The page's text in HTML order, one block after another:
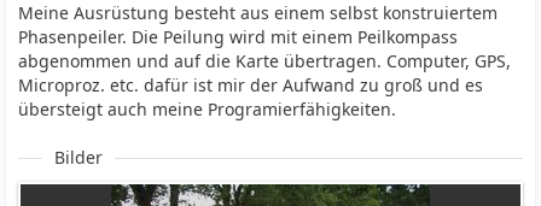
Meine Ausrüstung besteht aus einem selbst konstruiertem
Phasenpeiler. Die Peilung wird mit einem Peilkompass
abgenommen und auf die Karte übertragen. Computer, GPS,
Microproz. etc. dafür ist mir der Aufwand zu groß und es
übersteigt auch meine Programierfähigkeiten.
Bilder